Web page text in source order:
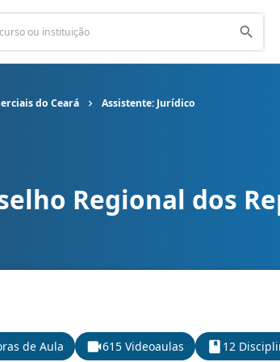
do Ceará Assistente: Jurídico
Comerciais do Ceará cargo Assistente:
Regional dos
de Aula 615 Videoaulas 12